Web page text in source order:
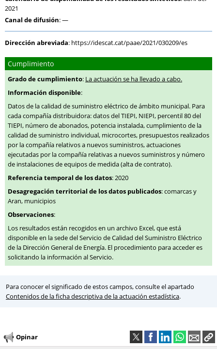
2021
Canal de difusión: —
Dirección abreviada: https://idescat.cat/paae/2021/030209/es
Cumplimiento
Grado de cumplimiento: La actuación se ha llevado a cabo.
Información disponible:
Datos de la calidad de suministro eléctrico de ámbito municipal. Para
cada compañía distribuidora: datos del TIEPI, NIEPI, percentil 80 del
TIEPI, número de abonados, potencia instalada, cumplimiento de la
calidad de suministro individual, microcortes, presupuestos realizados
por la compañía relativos a nuevos suministros, actuaciones
ejecutadas por la compañía relativas a nuevos suministros y número
de instalaciones de equipos de medida (alta de contrato).
Referencia temporal de los datos: 2020
Desagregación territorial de los datos publicados: comarcas y
Aran, municipios
Observaciones:
Los resultados están recogidos en un archivo Excel, que está
disponible en la sede del Servicio de Calidad del Suministro Eléctrico
de la Dirección General de Energía. El procedimiento para acceder es
solicitando la información al Servicio.
Para conocer el significado de estos campos, consulte el apartado
Contenidos de la ficha descriptiva de la actuación estadística.
Opinar